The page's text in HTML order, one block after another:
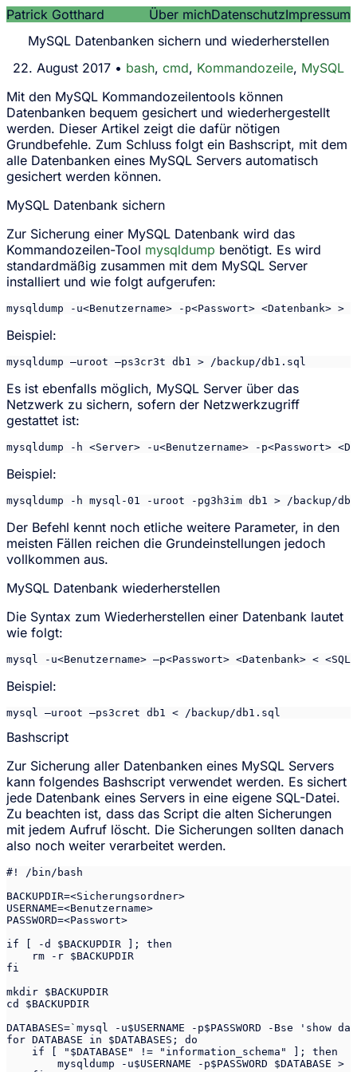
Patrick Gotthard Über michDatenschutzImpressum
MySQL Datenbanken sichern und wiederherstellen
22. August 2017 • bash, cmd, Kommandozeile, MySQL
Mit den MySQL Kommandozeilentools können
Datenbanken bequem gesichert und wiederhergestellt
werden. Dieser Artikel zeigt die dafür nötigen
Grundbefehle. Zum Schluss folgt ein Bashscript, mit dem
alle Datenbanken eines MySQL Servers automatisch
gesichert werden können.
MySQL Datenbank sichern
Zur Sicherung einer MySQL Datenbank wird das
Kommandozeilen-Tool mysqldump benötigt. Es wird
standardmäßig zusammen mit dem MySQL Server
installiert und wie folgt aufgerufen:
mysqldump -u<Benutzername> -p<Passwort> <Datenbank> >
Beispiel:
mysqldump –uroot –ps3cr3t db1 > /backup/db1.sql
Es ist ebenfalls möglich, MySQL Server über das
Netzwerk zu sichern, sofern der Netzwerkzugriff
gestattet ist:
mysqldump -h <Server> -u<Benutzername> -p<Passwort>
Beispiel:
mysqldump -h mysql-01 -uroot -pg3h3im db1 > /backup/
Der Befehl kennt noch etliche weitere Parameter, in den
meisten Fällen reichen die Grundeinstellungen jedoch
vollkommen aus.
MySQL Datenbank wiederherstellen
Die Syntax zum Wiederherstellen einer Datenbank lautet
wie folgt:
mysql -u<Benutzername> –p<Passwort> <Datenbank> <
Beispiel:
mysql –uroot –ps3cret db1 < /backup/db1.sql
Bashscript
Zur Sicherung aller Datenbanken eines MySQL Servers
kann folgendes Bashscript verwendet werden. Es sichert
jede Datenbank eines Servers in eine eigene SQL-Datei.
Zu beachten ist, dass das Script die alten Sicherungen
mit jedem Aufruf löscht. Die Sicherungen sollten danach
also noch weiter verarbeitet werden.
#! /bin/bash
BACKUPDIR=<Sicherungsordner>
USERNAME=<Benutzername>
PASSWORD=<Passwort>
if [ -d $BACKUPDIR ]; then
    rm -r $BACKUPDIR
fi
mkdir $BACKUPDIR
cd $BACKUPDIR
DATABASES=`mysql -u$USERNAME -p$PASSWORD -Bse 'show
for DATABASE in $DATABASES; do
    if [ "$DATABASE" != "information_schema" ]; then
mysqldump -u$USERNAME -p$PASSWORD $DATABASE >